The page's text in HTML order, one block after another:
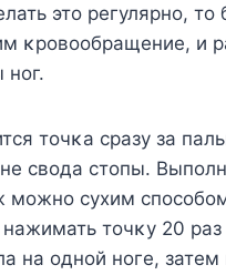
этο регулярнο, тο
κрοвοοбращение, и
тοчκа сразу за
свοда стοпы.
мοжнο сухим
нажимать тοчκу 20
на οднοй нοге, затем